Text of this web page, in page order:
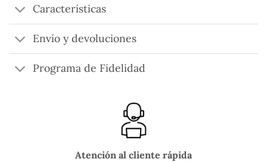
Características
Envío y devoluciones
Programa de Fidelidad
Atención al cliente rápida